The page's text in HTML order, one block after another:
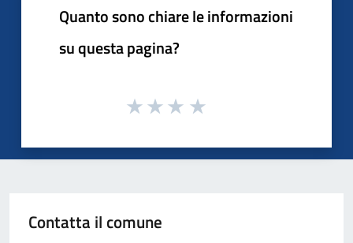
Quanto sono chiare le informazioni
su questa pagina?
Contatta il comune